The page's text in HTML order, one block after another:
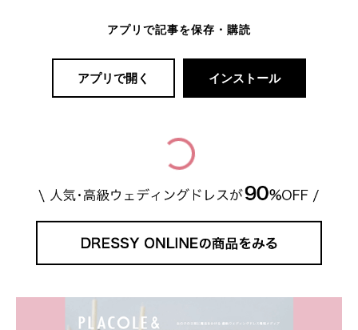
アプリで記事を保存・購読
アプリで開く インストール